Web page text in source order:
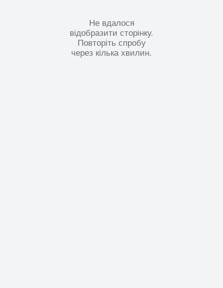
Не вдалося
відобразити сторінку.
Повторіть спробу
через кілька хвилин.